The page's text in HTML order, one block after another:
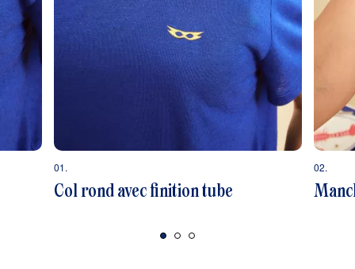
01.
Col rond avec finition tube
02.